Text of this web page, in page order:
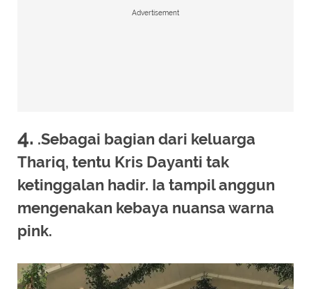
Advertisement
4. .Sebagai bagian dari keluarga
Thariq, tentu Kris Dayanti tak
ketinggalan hadir. Ia tampil anggun
mengenakan kebaya nuansa warna
pink.